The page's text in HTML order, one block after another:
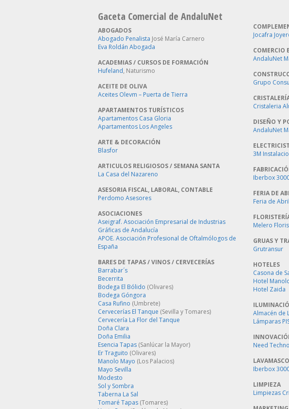
Gaceta Comercial de AndaluNet
ABOGADOS
Abogado Penalista José María Carnero
Eva Roldán Abogada
ACADEMIAS / CURSOS DE FORMACIÓN
Hufeland, Naturismo
ACEITE DE OLIVA
Aceites Olevm – Puerta de Tierra
APARTAMENTOS TURÍSTICOS
Apartamentos Casa Gloria
Apartamentos Los Angeles
ARTE & DECORACIÓN
Blasfor
ARTICULOS RELIGIOSOS / SEMANA SANTA
La Casa del Nazareno
ASESORIA FISCAL, LABORAL, CONTABLE
Perdomo Asesores
ASOCIACIONES
Aseigraf. Asociación Empresarial de Industrias
Gráficas de Andalucía
APOE. Asociación Profesional de Oftalmólogos de
España
BARES DE TAPAS / VINOS / CERVECERÍAS
Barrabar´s
Becerrita
Bodega El Bólido (Olivares)
Bodega Góngora
Casa Rufino (Umbrete)
Cervecerías El Tanque (Sevilla y Tomares)
Cervecería La Flor del Tanque
Doña Clara
Doña Emilia
Esencia Tapas (Sanlúcar la Mayor)
Er Traguito (Olivares)
Manolo Mayo (Los Palacios)
Mayo Sevilla
Modesto
Sol y Sombra
Taberna La Sal
Tomaré Tapas (Tomares)
Jocafra
COMERCIO
AndaluNet
Grupo
Cristaleria
DISEÑO Y
AndaluNet
3M
Iberbox
FERIA DE
Feria de
Melero
GRUAS Y
Grutransur
HOTELES
Casona de
Hotel
Hotel Zaida
Almacén de
Lámparas
Need
Iberbox
LIMPIEZA
Limpiezas